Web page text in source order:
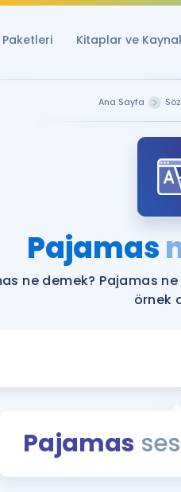
Paketleri Kitaplar ve
Ana Sayfa
Pajamas
ne demek? Pajamas
örnek
Pajamas